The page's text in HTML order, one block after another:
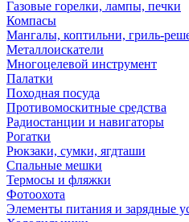
Газовые горелки, лампы, печки
Компасы
Мангалы, коптильни, гриль-
Металлоискатели
Многоцелевой инструмент
Палатки
Походная посуда
Противомоскитные средства
Радиостанции и навигаторы
Рогатки
Рюкзаки, сумки, ягдташи
Спальные мешки
Термосы и фляжки
Фотоохота
Элементы питания и зарядные